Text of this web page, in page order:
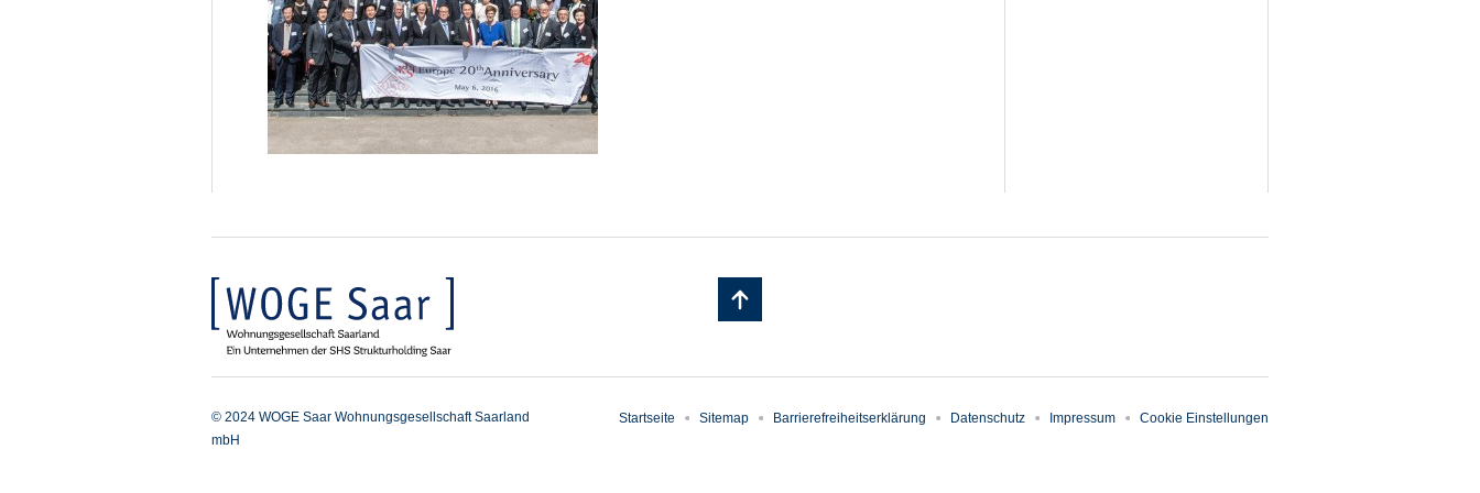
© 2024 WOGE Saar Wohnungsgesellschaft Saarland
mbH
Startseite Sitemap Barrierefreiheitserklärung Datenschutz Impressum Cookie Einstellungen